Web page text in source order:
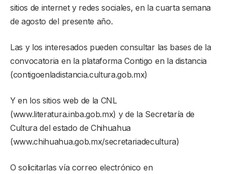
sitios de internet y redes sociales, en la cuarta semana
de agosto del presente año.
Las y los interesados pueden consultar las bases de la
convocatoria en la plataforma Contigo en la distancia
(contigoenladistancia.cultura.gob.mx)
Y en los sitios web de la CNL
(www.literatura.inba.gob.mx) y de la Secretaría de
Cultura del estado de Chihuahua
(www.chihuahua.gob.mx/secretariadecultura)
O solicitarlas vía correo electrónico en